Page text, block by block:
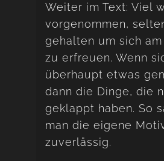
Weiter im Text: Viel
vorgenommen,
gehalten um sich
zu erfreuen. Wenn
überhaupt etwas
dann die Dinge, die
geklappt haben. So
man die eigene
zuverlässig.